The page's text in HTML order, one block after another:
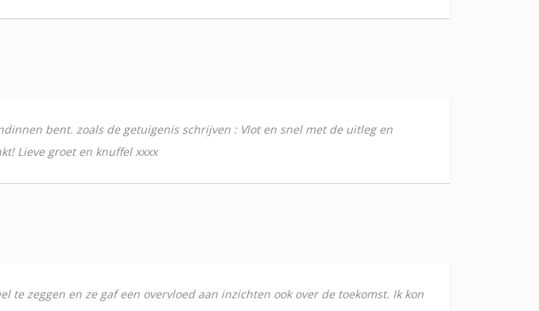
bent. zoals de getuigenis schrijven : Vlot en snel met de uitleg en
Lieve groet en knuffel xxxx
te zeggen en ze gaf een overvloed aan inzichten ook over de toekomst. Ik kon